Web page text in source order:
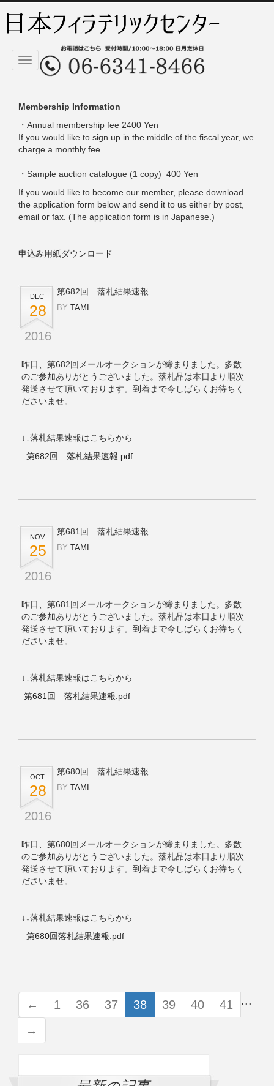
Toggle
navigation
Membership Information
・Annual membership fee 2400 Yen
If you would like to sign up in the middle of the fiscal year, we
charge a monthly fee.
・Sample auction catalogue (1 copy) 400 Yen
If you would like to become our member, please download
the application form below and send it to us either by post,
email or fax. (The application form is in Japanese.)
申込み用紙ダウンロード
DEC
28
2016
第682回 落札結果速報
BY TAMI
昨日、第682回メールオークションが締まりました。多数
のご参加ありがとうございました。落札品は本日より順次
発送させて頂いております。到着まで今しばらくお待ちく
ださいませ。
↓↓落札結果速報はこちらから
第682回 落札結果速報.pdf
NOV
25
2016
第681回 落札結果速報
BY TAMI
昨日、第681回メールオークションが締まりました。多数
のご参加ありがとうございました。落札品は本日より順次
発送させて頂いております。到着まで今しばらくお待ちく
ださいませ。
↓↓落札結果速報はこちらから
第681回 落札結果速報.pdf
OCT
28
2016
第680回 落札結果速報
BY TAMI
昨日、第680回メールオークションが締まりました。多数
のご参加ありがとうございました。落札品は本日より順次
発送させて頂いております。到着まで今しばらくお待ちく
ださいませ。
↓↓落札結果速報はこちらから
第680回落札結果速報.pdf
← 1 ...
36 37 38 39 40
41
→